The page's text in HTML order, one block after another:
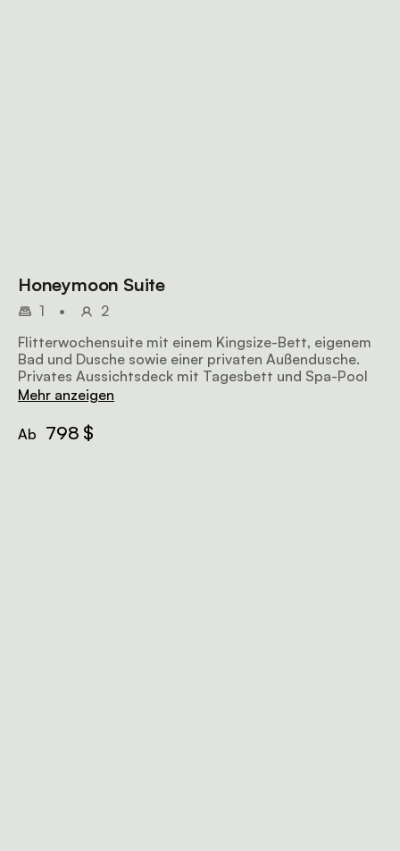
Honeymoon Suite
1 •
2
Flitterwochensuite mit einem Kingsize-Bett, eigenem
Bad und Dusche sowie einer privaten Außendusche.
Privates Aussichtsdeck mit Tagesbett und Spa-Pool
Mehr anzeigen
Ab 798 $